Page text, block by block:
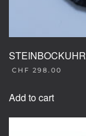
STEINBOCKUHR
CHF 298.00
Add to cart